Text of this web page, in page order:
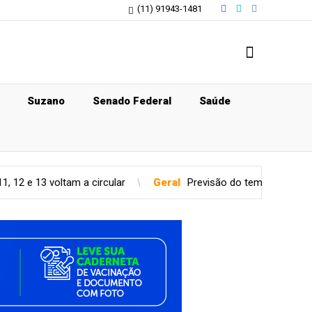
(11) 91943-1481
Suzano Senado Federal Saúde
circular Geral Previsão do tempo para quinta-feira (06), em